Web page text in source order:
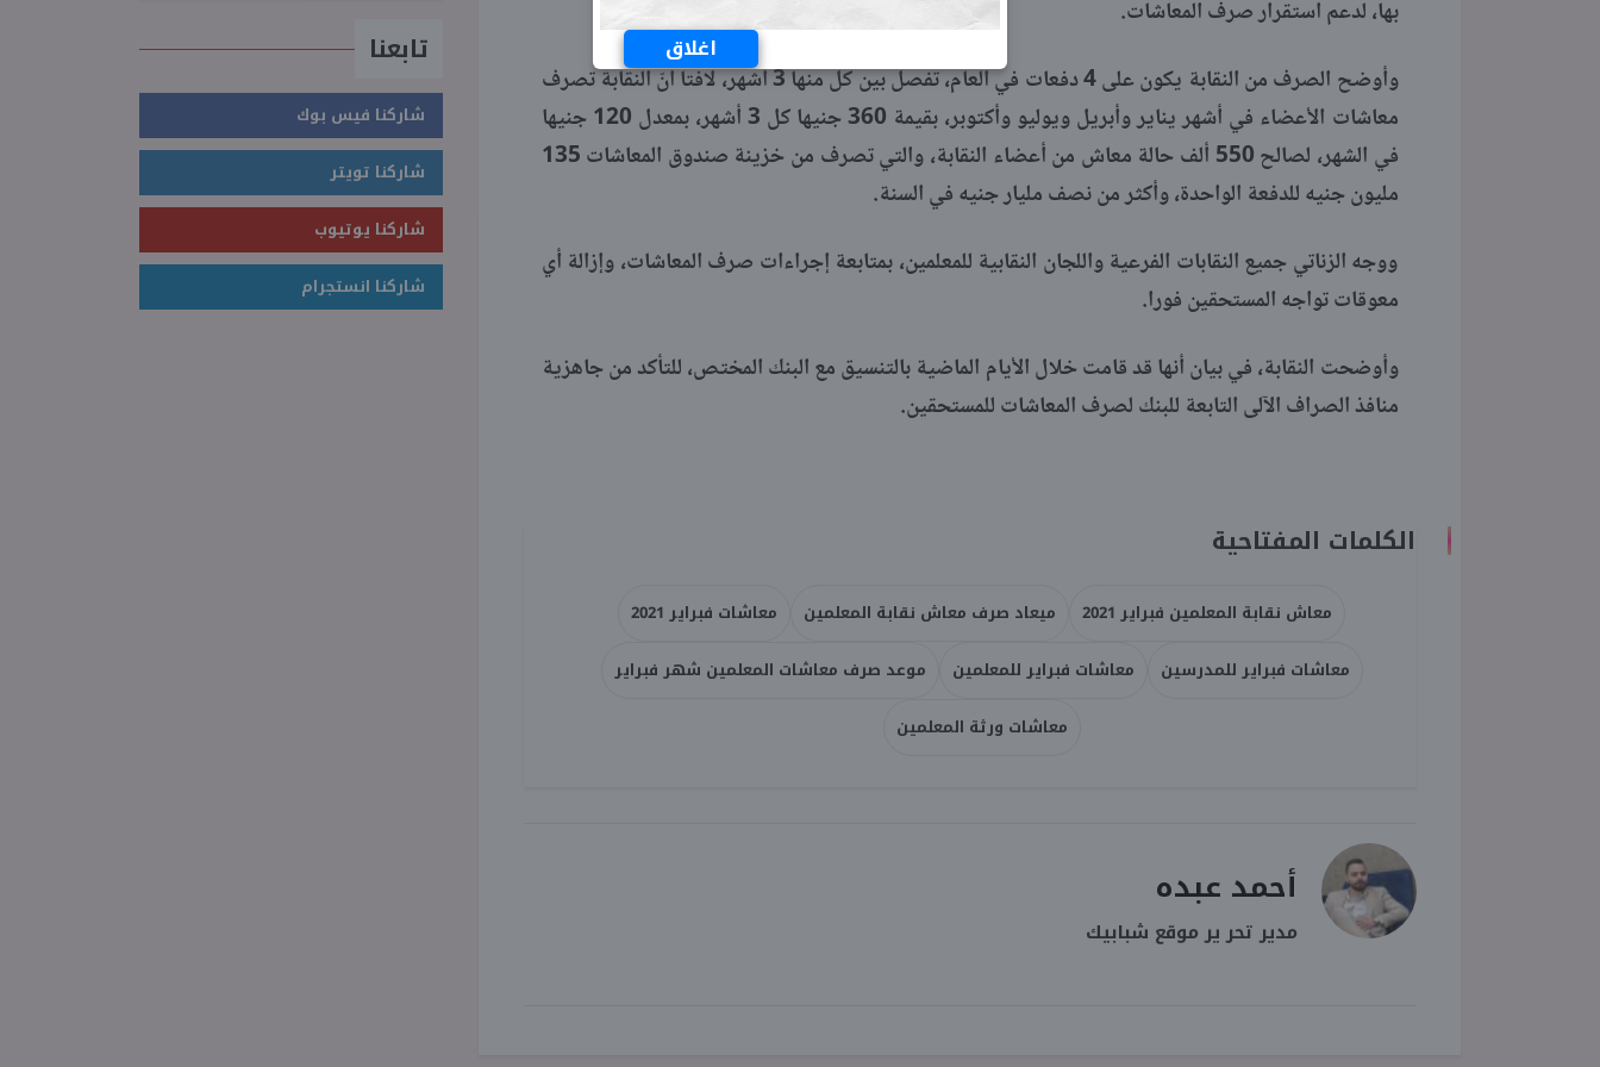
اغلاق
بها، لدعم استقرار صرف المعاشات.
وأوضح الصرف من النقابة يكون على 4 دفعات في العام، تفصل بين كل منها 3 أشهر، لافتا أنّ النقابة تصرف
معاشات الأعضاء في أشهر يناير وأبريل ويوليو وأكتوبر، بقيمة 360 جنيها كل 3 أشهر، بمعدل 120 جنيها
في الشهر، لصالح 550 ألف حالة معاش من أعضاء النقابة، والتي تصرف من خزينة صندوق المعاشات 135
مليون جنيه للدفعة الواحدة، وأكثر من نصف مليار جنيه في السنة.
ووجه الزناتي جميع النقابات الفرعية واللجان النقابية للمعلمين، بمتابعة إجراءات صرف المعاشات، وإزالة أي
معوقات تواجه المستحقين فورا.
وأوضحت النقابة، في بيان أنها قد قامت خلال الأيام الماضية بالتنسيق مع البنك المختص، للتأكد من جاهزية
منافذ الصراف الآلى التابعة للبنك لصرف المعاشات للمستحقين.
الكلمات المفتاحية
معاش نقابة المعلمين فبراير 2021 ميعاد صرف معاش نقابة المعلمين
معاشات فبراير 2021
معاشات فبراير للمدرسين
معاشات فبراير للمعلمين
موعد صرف معاشات المعلمين شهر فبراير
معاشات ورثة المعلمين
أحمد عبده
مدير تحر ير موقع شبابيك
تابعنا
شاركنا فيس بوك
شاركنا تويتر
شاركنا يوتيوب
شاركنا انستجرام